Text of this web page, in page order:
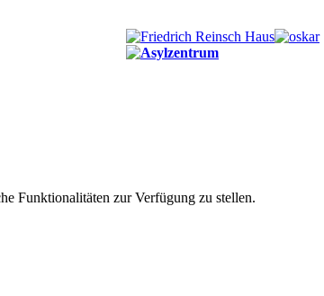
Funktionalitäten zur Verfügung zu stellen.